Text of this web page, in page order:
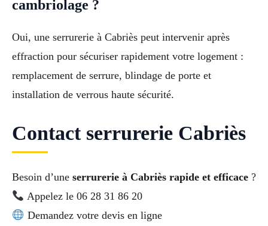
cambriolage ?
Oui, une serrurerie à Cabriès peut intervenir après
effraction pour sécuriser rapidement votre logement :
remplacement de serrure, blindage de porte et
installation de verrous haute sécurité.
Contact serrurerie Cabriès
Besoin d’une serrurerie à Cabriès rapide et efficace ?
Appelez le 06 28 31 86 20
Demandez votre devis en ligne